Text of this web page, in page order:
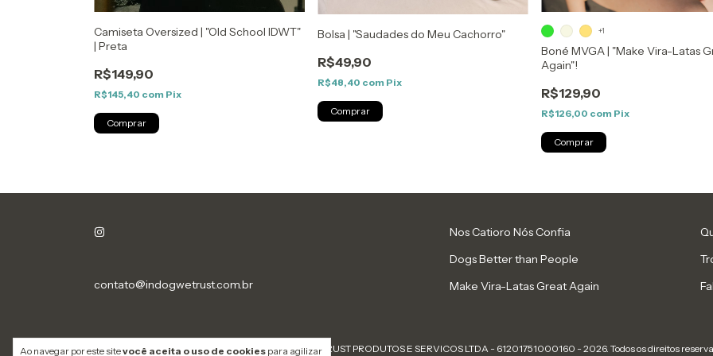
Ao navegar por este sitevocê aceita o uso de cookies para agilizar
Camiseta Oversized | "Old School IDWT"
| Preta
R$149,90
R$145,40 com Pix
Comprar
Bolsa | "Saudades do Meu Cachorro"
R$49,90
R$48,40 com Pix
Boné MVGA | "Make Vira-Latas
Again"!
R$129,90
R$126,00 com Pix
+1
Comprar
contato@indogwetrust.com.br
Nos Catioro Nós Confia
Dogs Better than People
Make Vira-Latas Great Again
Copyright IN DOG WE TRUST PRODUTOS E SERVICOS LTDA - 61201751000160 - 2026. Todos os direitos